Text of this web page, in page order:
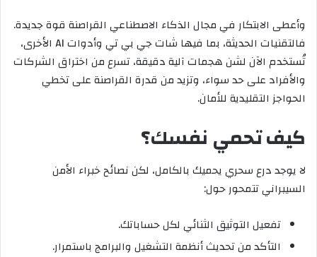
وأعطى الابتكار في مجال الذكاء الاصطناعي القراصنة قوة جديدة.
فالتقنيات الحديثة، بما فيها شات جي بي تي وأدوات AI الأخرى،
تُستخدم الآن لشن هجمات آلية دقيقة، تسرع من اختراق الشركات
والأفراد على حد سواء، وتزيد من قدرة القراصنة على تخطي
الحواجز التقليدية للأمان.
كيف تحمي نفسك؟
لا يوجد درع سحري يحميك بالكامل، لكن نصائح خبراء الأمن
السيبراني تتمحور حول:
تفعيل التوثيق الثنائي لكل حساباتك.
التأكد من تحديث أنظمة التشغيل والبرامج باستمرار.